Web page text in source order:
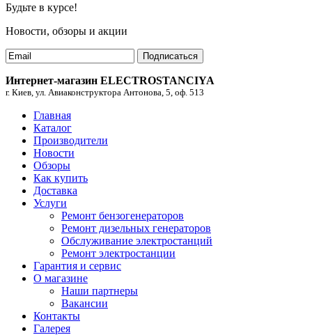
Будьте в курсе!
Новости, обзоры и акции
Подписаться
Интернет-магазин ELECTROSTANCIYA
г. Киев, ул. Авиаконструктора Антонова, 5, оф. 513
Главная
Каталог
Производители
Новости
Обзоры
Как купить
Доставка
Услуги
Ремонт бензогенераторов
Ремонт дизельных генераторов
Обслуживание электростанций
Ремонт электростанции
Гарантия и сервис
О магазине
Наши партнеры
Вакансии
Контакты
Галерея